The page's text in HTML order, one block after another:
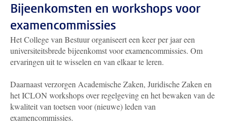
Bijeenkomsten en workshops voor
examencommissies
Het College van Bestuur organiseert een keer per jaar een
universiteitsbrede bijeenkomst voor examencommissies. Om
ervaringen uit te wisselen en van elkaar te leren.
Daarnaast verzorgen Academische Zaken, Juridische Zaken en
het ICLON workshops over regelgeving en het bewaken van de
kwaliteit van toetsen voor (nieuwe) leden van
examencommissies.